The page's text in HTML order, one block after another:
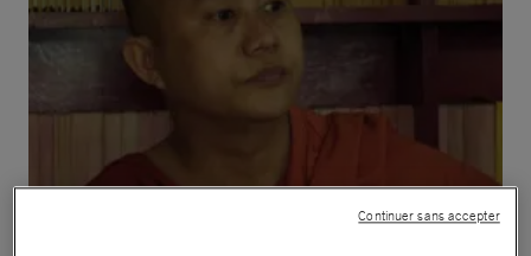
Continuer sans accepter